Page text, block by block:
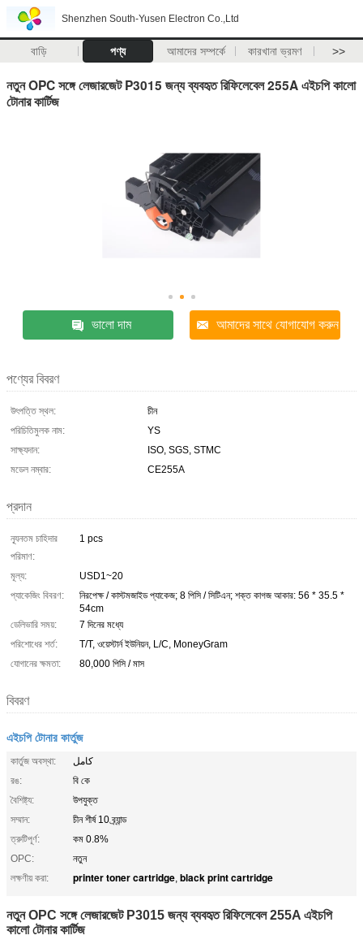
Shenzhen South-Yusen Electron Co.,Ltd
বাড়ি পণ্য আমাদের সম্পর্কে কারখানা ভ্রমণ >>
নতুন OPC সঙ্গে লেজারজেট P3015 জন্য ব্যবহৃত রিফিলেবেল 255A এইচপি কালো
টোনার কার্টিজ
ভালো দাম আমাদের সাথে যোগাযোগ করুন
পণ্যের বিবরণ
উৎপত্তি স্থল:
চীন
পরিচিতিমুলক নাম:
YS
সাক্ষ্যদান:
ISO, SGS, STMC
মডেল নম্বার:
CE255A
প্রদান
ন্যূনতম চাহিদার
পরিমাণ:
1 pcs
মূল্য:
USD1~20
প্যাকেজিং বিবরণ:
নিরপেক্ষ / কাস্টমজাইড প্যাকেজ; 8 পিসি / সিটিএন; শক্ত কাগজ আকার: 56 * 35.5 *
54cm
ডেলিভারি সময়:
7 দিনের মধ্যে
পরিশোধের শর্ত:
T/T, ওয়েস্টার্ন ইউনিয়ন, L/C, MoneyGram
যোগানের ক্ষমতা:
80,000 পিসি / মাস
বিবরণ
এইচপি টোনার কার্তুজ
কার্তুজ অবস্থা:
کامل
রঙ:
বি কে
বৈশিষ্ট্য:
উপযুক্ত
সম্মান:
চীন শীর্ষ 10 ব্র্যান্ড
ত্রুটিপূর্ণ:
কম 0.8%
OPC:
নতুন
লক্ষণীয় করা:
printer toner cartridge, black print cartridge
নতুন OPC সঙ্গে লেজারজেট P3015 জন্য ব্যবহৃত রিফিলেবেল 255A এইচপি
কালো টোনার কার্টিজ